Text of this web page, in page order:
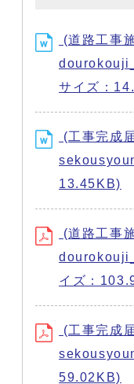
(道路工事
サイズ：
(工事完成
13.45KB)
(道路工事
イズ：
(工事完成
59.02KB)